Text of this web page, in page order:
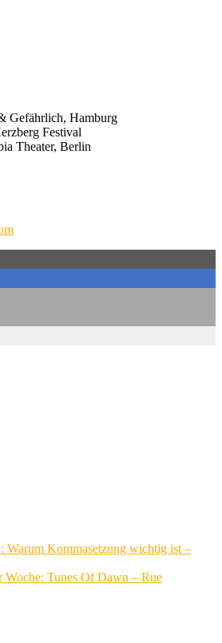
Gefährlich, Hamburg
Festival
Theater, Berlin
Warum Kommasetzung wichtig ist –
Woche: Tunes Of Dawn – Rue